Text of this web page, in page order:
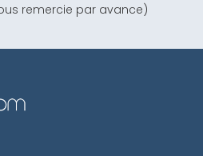
remercie par avance)